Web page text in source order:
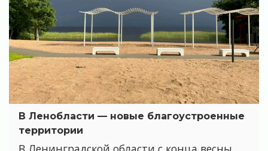
В Ленобласти — новые благоустроенные
территории